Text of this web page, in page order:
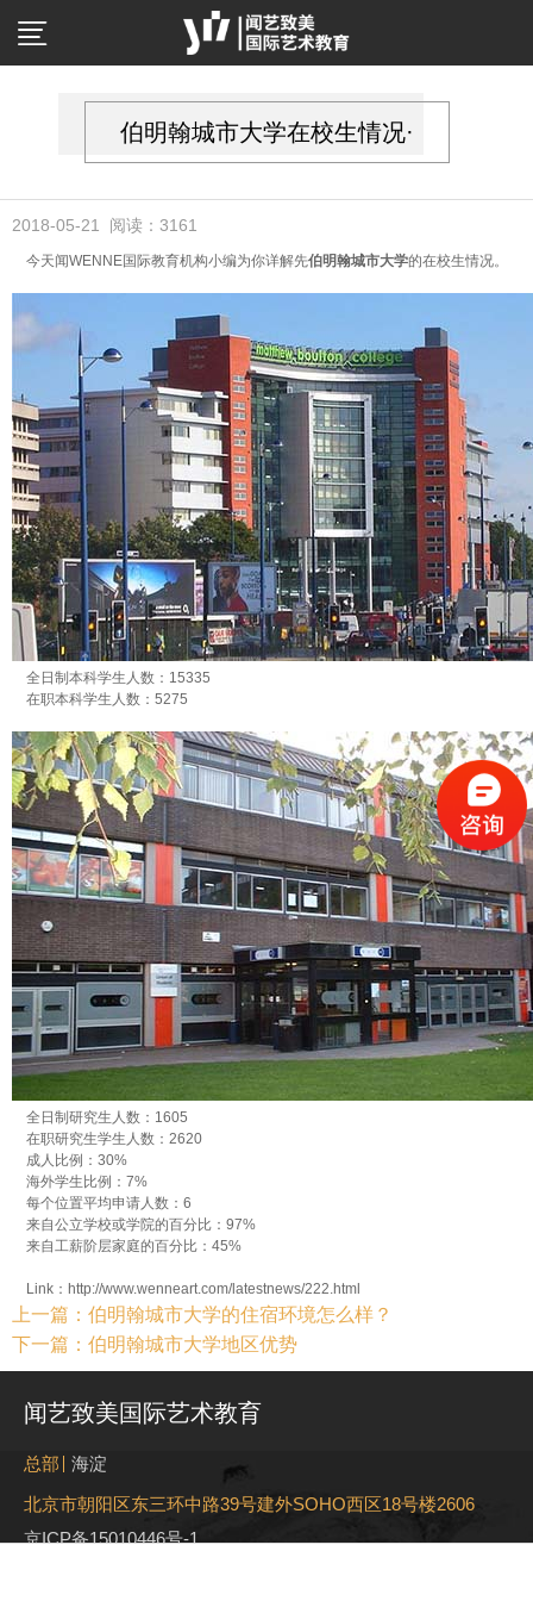
伯明翰城市大学在校生情况·
2018-05-21 阅读：3161
今天闻WENNE国际教育机构小编为你详解先伯明翰城市大学的在校生情况。
全日制本科学生人数：15335
在职本科学生人数：5275
全日制研究生人数：1605
在职研究生学生人数：2620
成人比例：30%
海外学生比例：7%
每个位置平均申请人数：6
来自公立学校或学院的百分比：97%
来自工薪阶层家庭的百分比：45%
Link：http://www.wenneart.com/latestnews/222.html
上一篇：伯明翰城市大学的住宿环境怎么样？
下一篇：伯明翰城市大学地区优势
闻艺致美国际艺术教育
总部
海淀
北京市朝阳区东三环中路39号建外SOHO西区18号楼2606
京ICP备15010446号-1